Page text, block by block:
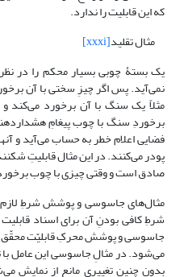
که این قابلیت را ندارد.
مثال تقلید[xxxi]
یک بستۀ چوبی بسیار محکم را در
نمی‌آید. پس اگر چیزِ سختی با آن
مثلاً یک سنگ با آن برخورد می‌کند
برخوردِ سنگ با چوب پیغامِ
فضایی اعلام خطر به حساب می‌آید و
پودر می‌کنند. در این مثال قابلیتِ
صادق است و وقتی چیزی با چوب
مثال‌های جاسوسی و پوشش شرطِ لازم
شرطِ کافی بودنِ آن برای اسناد
جاسوسی و پوشش محرکِ قابلیّت محقّق
می‌شود. در مثالِ جاسوسی این عامل
بدونِ چنین تغییری مانع از نمایش